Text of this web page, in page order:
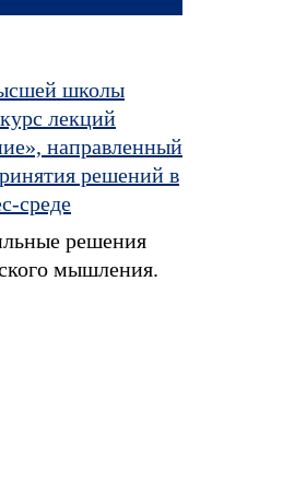
школы
лекций
направленный
решений в
среде
решения
мышления.